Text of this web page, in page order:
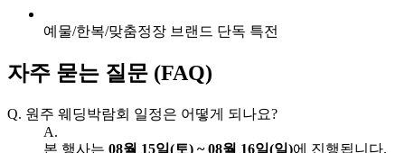
예물/한복/맞춤정장 브랜드 단독 특전
자주 묻는 질문 (FAQ)
Q. 원주 웨딩박람회 일정은 어떻게 되나요?
A.
본 행사는 08월 15일(토) ~ 08월 16일(일)에 진행됩니다.